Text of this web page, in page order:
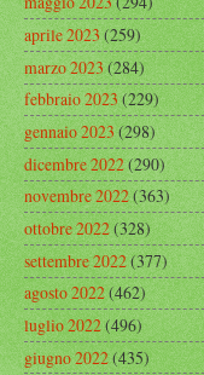
aprile 2023(259)
marzo 2023(284)
febbraio 2023(229)
gennaio 2023(298)
dicembre 2022(290)
novembre 2022(363)
ottobre 2022(328)
settembre 2022(377)
agosto 2022(462)
luglio 2022(496)
giugno 2022(435)